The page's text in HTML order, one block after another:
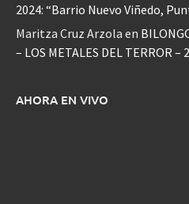
2024: “Barrio Nuevo Viñedo,
Maritza Cruz Arzola en
– LOS METALES DEL TERROR –
AHORA EN VIVO